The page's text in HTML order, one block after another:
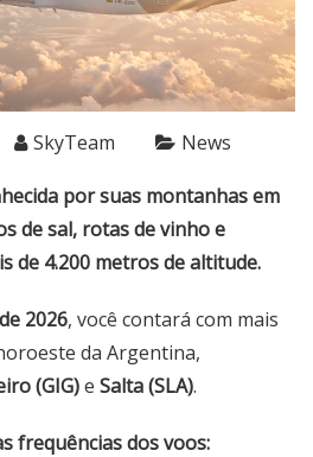
SkyTeam News
por suas montanhas em
de sal, rotas de vinho e
de 4.200 metros de altitude.
2026, você contará com mais
da Argentina,
(GIG)e Salta (SLA).
frequências dos voos: